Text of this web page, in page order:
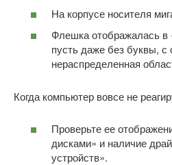
На корпусе носителя
Флешка отображалась в
пусть даже без буквы, с
нераспределенная
Когда компьютер вовсе не
Проверьте ее
дисками» и наличие
устройств».